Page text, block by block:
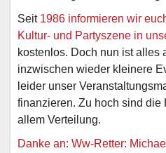
Seit 1986 informieren wir
Kultur- und Partyszene in
kostenlos. Doch nun ist alles
inzwischen wieder kleinere
leider unser
finanzieren. Zu hoch sind die
allem Verteilung.
Danke an: Ww-Retter: